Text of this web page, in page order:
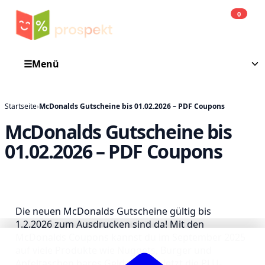
0
☰Menü
Startseite›McDonalds Gutscheine bis 01.02.2026 – PDF Coupons
McDonalds Gutscheine bis
01.02.2026 – PDF Coupons
Die neuen McDonalds Gutscheine gültig bis
1.2.2026 zum Ausdrucken sind da! Mit den
auf viele Produkte wie Nuggets, Burger und